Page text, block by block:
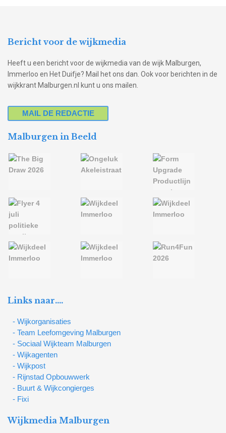
Bericht voor de wijkmedia
Heeft u een bericht voor de wijkmedia van de wijk Malburgen,
Immerloo en Het Duifje? Mail het ons dan. Ook voor berichten in de
wijkkrant Malburgen.nl kunt u ons mailen.
MAIL DE REDACTIE
Malburgen in Beeld
Links naar….
- Wijkorganisaties
- Team Leefomgeving Malburgen
- Sociaal Wijkteam Malburgen
- Wijkagenten
- Wijkpost
- Rijnstad Opbouwwerk
- Buurt & Wijkcongierges
- Fixi
Wijkmedia Malburgen